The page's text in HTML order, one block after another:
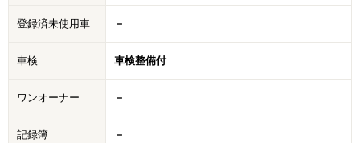
登録済未使用車 －
車検 車検整備付
ワンオーナー －
記録簿 －